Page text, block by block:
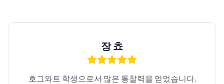
장 쵸
호그와트 학생으로서 많은 통찰력을 얻었습니다.